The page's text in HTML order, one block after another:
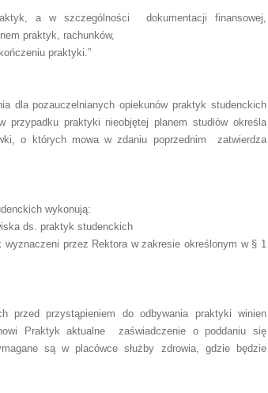
a w szczególności
dokumentacji finansowej,
praktyk, rachunków,
praktyki.”
dla pozauczelnianych opiekunów praktyk studenckich
przypadku praktyki nieobjętej planem studiówokreśla
o których mowa w zdaniu poprzednim zatwierdza
wykonują:
ds. praktyk studenckich
wyznaczeni przez Rektora w zakresie określonym w § 1
przed przystąpieniem do odbywania praktyki winien
Praktyk aktualne
zaświadczenie o poddaniu się
są w placówce służby zdrowia, gdzie będzie